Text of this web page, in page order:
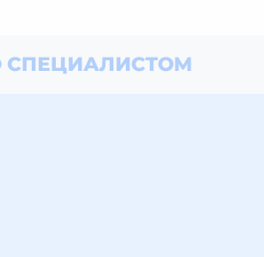
СПЕЦИАЛИСТОМ